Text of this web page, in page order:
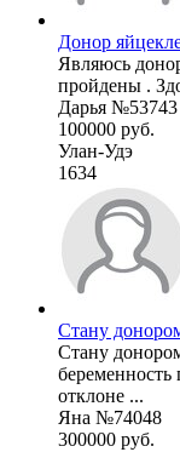
Донор
Являюсь
пройдены .
Дарья №53743
100000 руб.
Улан-Удэ
1634
Стану
Стану
отклоне ...
Яна №74048
300000 руб.